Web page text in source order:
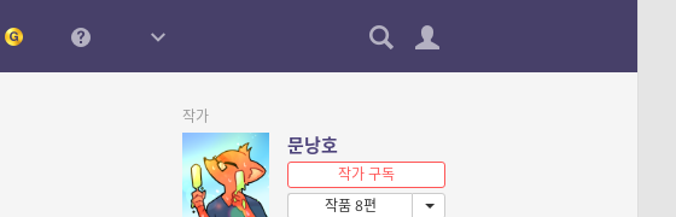
작가
문낭호
작가 구독
작품 8편